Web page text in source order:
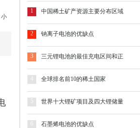
小
1 中国稀土矿产资源主要分布区域
2 钠离子电池的优缺点
3 三元锂电池的最佳充电区间和正
4 全球排名前10的稀土国家
5 世界十大锂矿项目及四大锂储量
石墨烯电池的优缺点